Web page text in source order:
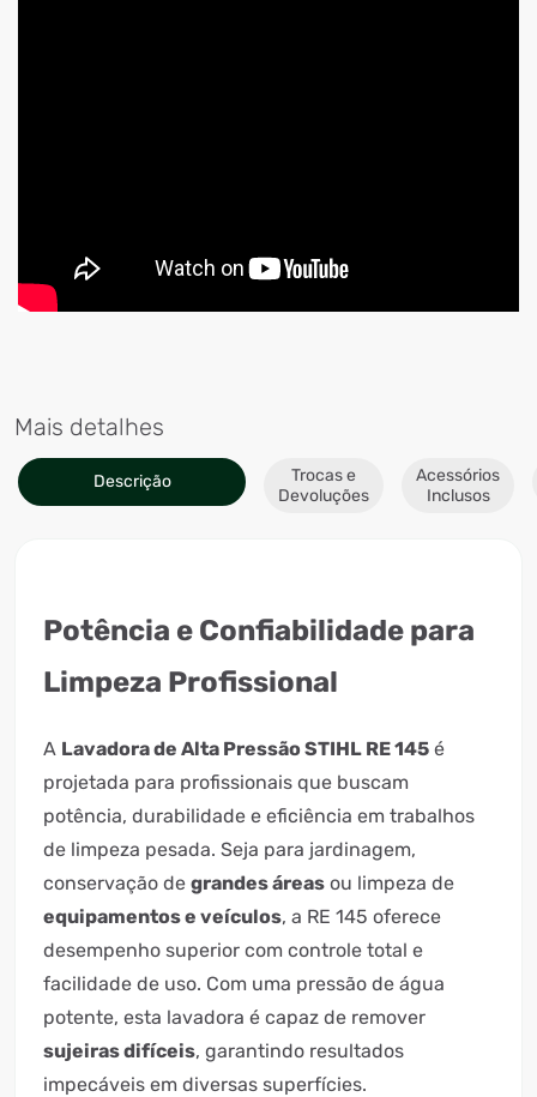
Mais detalhes
Descrição
Trocas e
Devoluções
Acessórios
Inclusos
Potência e Confiabilidade para
Limpeza Profissional
A Lavadora de Alta Pressão STIHL RE 145 é
projetada para profissionais que buscam
potência, durabilidade e eficiência em trabalhos
de limpeza pesada. Seja para jardinagem,
conservação de grandes áreas ou limpeza de
equipamentos e veículos, a RE 145 oferece
desempenho superior com controle total e
facilidade de uso. Com uma pressão de água
potente, esta lavadora é capaz de remover
sujeiras difíceis, garantindo resultados
impecáveis em diversas superfícies.